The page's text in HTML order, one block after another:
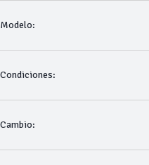
Modelo:
Condiciones:
Cambio: